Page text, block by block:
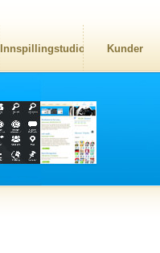
Innspillingstudio Kunder